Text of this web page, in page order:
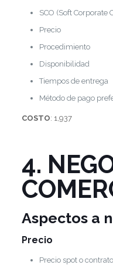
SCO (Soft Corporate
Precio
Procedimiento
Disponibilidad
Tiempos de entrega
Método de pago
COSTO: 1,937
4.
Aspectos a
Precio
Precio spot o contrato